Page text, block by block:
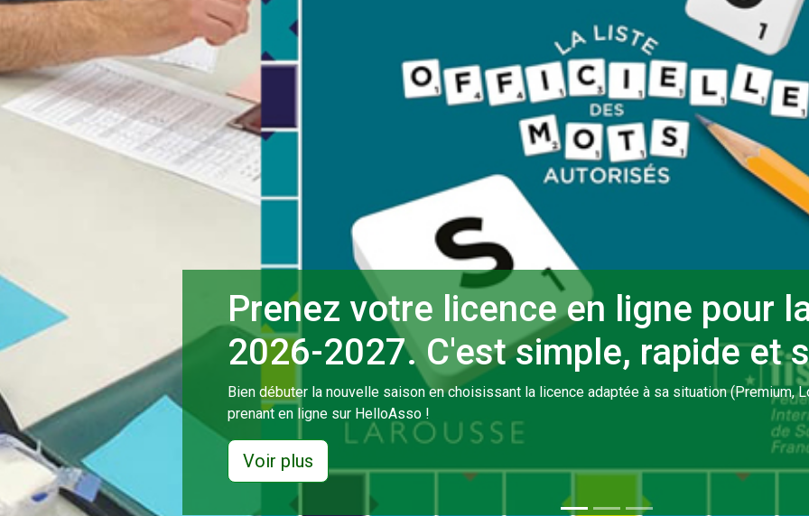
Prenez votre licence en ligne pour
2026-2027. C'est simple, rapide et
Bien débuter la nouvelle saison en choisissant la licence adaptée à sa situation (Premium,
prenant en ligne sur HelloAsso !
Voir plus